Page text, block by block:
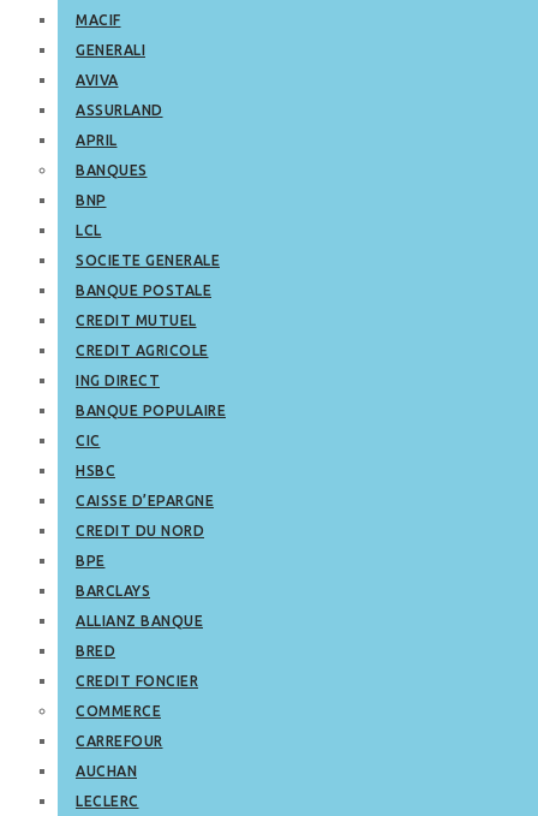
MACIF
GENERALI
AVIVA
ASSURLAND
APRIL
BANQUES
BNP
LCL
SOCIETE GENERALE
BANQUE POSTALE
CREDIT MUTUEL
CREDIT AGRICOLE
ING DIRECT
BANQUE POPULAIRE
CIC
HSBC
CAISSE D’EPARGNE
CREDIT DU NORD
BPE
BARCLAYS
ALLIANZ BANQUE
BRED
CREDIT FONCIER
COMMERCE
CARREFOUR
AUCHAN
LECLERC